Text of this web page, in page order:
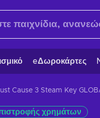
eΔωροκάρτες
Cause 3 Steam Key
χρημάτων